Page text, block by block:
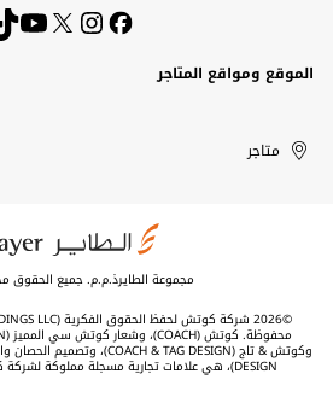
الموقع ومواقع المتاجر
United
Arab
Kuwait
الإمارات
العربية
الكويت
متاجر
مجموعة الطايرذ.م.م. جميع الحقوق
DESIGN)، هي علامات تجارية مسجلة مملوكة لشركة كوتش لحفظ الحقوق الفكرية.